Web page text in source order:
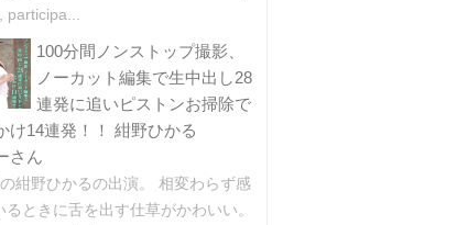
participa...
100分間ノンストップ撮影、
ノーカット編集で生中出し28
連発に追いピストンお掃除で
け14連発！！ 紺野ひかる
さん
紺野ひかるの出演。 相変わらず感
るときに舌を出す仕草がかわいい。